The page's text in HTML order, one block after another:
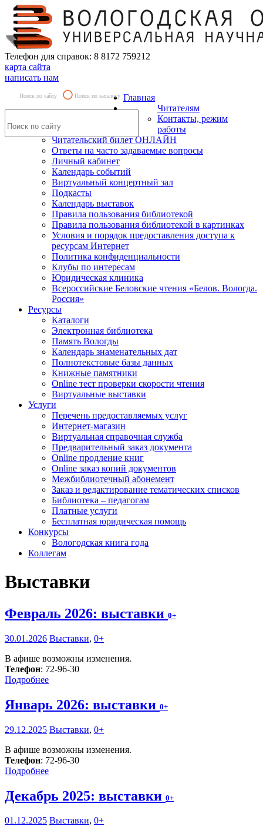
Телефон для справок: 8 8172 759212
карта сайта
написать нам
Поиск по сайту Поиск по каталогу Главная
Читателям
Контакты, режим
работы
Читательский билет ОНЛАЙН
Ответы на часто задаваемые вопросы
Личный кабинет
Календарь событий
Виртуальный концертный зал
Подкасты
Календарь выставок
Правила пользования библиотекой
Правила пользования библиотекой в картинках
Условия и порядок предоставления доступа к
ресурсам Интернет
Политика конфиденциальности
Клубы по интересам
Юридическая клиника
Всероссийские Беловские чтения «Белов. Вологда.
Россия»
Ресурсы
Каталоги
Электронная библиотека
Память Вологды
Календарь знаменательных дат
Полнотекстовые базы данных
Книжные памятники
Online тест проверки скорости чтения
Виртуальные выставки
Услуги
Перечень предоставляемых услуг
Интернет-магазин
Виртуальная справочная служба
Предварительный заказ документа
Online продление книг
Online заказ копий документов
Межбиблиотечный абонемент
Заказ и редактирование тематических списков
Библиотека – педагогам
Платные услуги
Бесплатная юридическая помощь
Конкурсы
Вологодская книга года
Коллегам
Выставки
Февраль 2026: выставки 0+
30.01.2026 Выставки, 0+
В афише возможны изменения.
Телефон: 72-96-30
Подробнее
Январь 2026: выставки 0+
29.12.2025 Выставки, 0+
В афише возможны изменения.
Телефон: 72-96-30
Подробнее
Декабрь 2025: выставки 0+
01.12.2025 Выставки, 0+